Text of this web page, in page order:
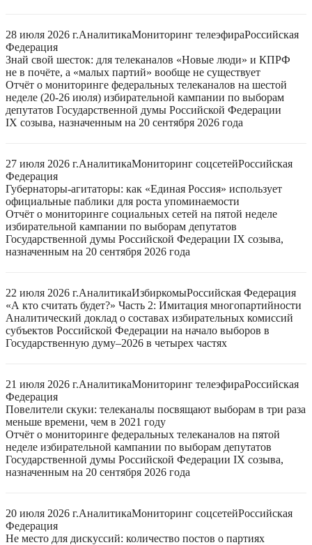
28 июля 2026 г.АналитикаМониторинг телеэфираРоссийская
Федерация
Знай свой шесток: для телеканалов «Новые люди» и КПРФ
не в почёте, а «малых партий» вообще не существует
Отчёт о мониторинге федеральных телеканалов на шестой
неделе (20-26 июля) избирательной кампании по выборам
депутатов Государственной думы Российской Федерации
IX созыва, назначенным на 20 сентября 2026 года
27 июля 2026 г.АналитикаМониторинг соцсетейРоссийская
Федерация
Губернаторы-агитаторы: как «Единая Россия» использует
официальные паблики для роста упоминаемости
Отчёт о мониторинге социальных сетей на пятой неделе
избирательной кампании по выборам депутатов
Государственной думы Российской Федерации IX созыва,
назначенным на 20 сентября 2026 года
22 июля 2026 г.АналитикаИзбиркомыРоссийская Федерация
«А кто считать будет?» Часть 2: Имитация многопартийности
Аналитический доклад о составах избирательных комиссий
субъектов Российской Федерации на начало выборов в
Государственную думу–2026 в четырех частях
21 июля 2026 г.АналитикаМониторинг телеэфираРоссийская
Федерация
Повелители скуки: телеканалы посвящают выборам в три раза
меньше времени, чем в 2021 году
Отчёт о мониторинге федеральных телеканалов на пятой
неделе избирательной кампании по выборам депутатов
Государственной думы Российской Федерации IX созыва,
назначенным на 20 сентября 2026 года
20 июля 2026 г.АналитикаМониторинг соцсетейРоссийская
Федерация
Не место для дискуссий: количество постов о партиях